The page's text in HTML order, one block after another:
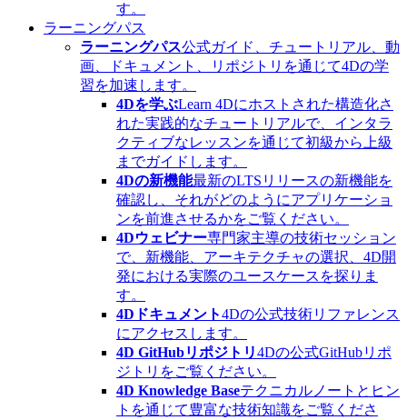
す。
ラーニングパス
ラーニングパス公式ガイド、チュートリアル、動
画、ドキュメント、リポジトリを通じて4Dの学
習を加速します。
4Dを学ぶLearn 4Dにホストされた構造化さ
れた実践的なチュートリアルで、インタラ
クティブなレッスンを通じて初級から上級
までガイドします。
4Dの新機能最新のLTSリリースの新機能を
確認し、それがどのようにアプリケーショ
ンを前進させるかをご覧ください。
4Dウェビナー専門家主導の技術セッション
で、新機能、アーキテクチャの選択、4D開
発における実際のユースケースを探りま
す。
4Dドキュメント4Dの公式技術リファレンス
にアクセスします。
4D GitHubリポジトリ4Dの公式GitHubリポ
ジトリをご覧ください。
4D Knowledge Baseテクニカルノートとヒン
トを通じて豊富な技術知識をご覧くださ